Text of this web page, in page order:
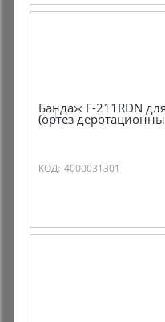
Бандаж F-211RDN
(ортез
КОД: 4000031301